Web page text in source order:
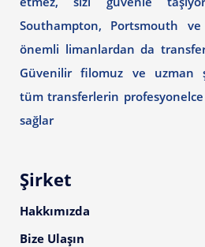
Southampton, Portsmouth
önemli limanlardan da transfer
Güvenilir filomuz ve uzman
tüm transferlerin profesyonelce
sağlar
Şirket
Hakkımızda
Bize Ulaşın